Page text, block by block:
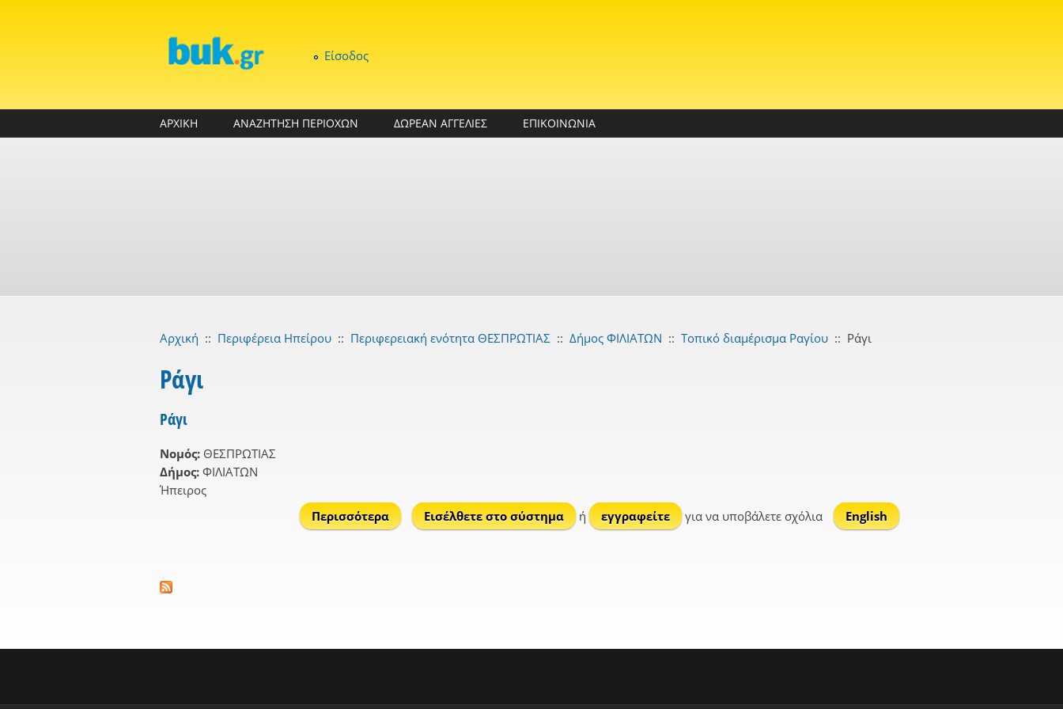
Είσοδος
ΑΡΧΙΚΗ ΑΝΑΖΗΤΗΣΗ ΠΕΡΙΟΧΩΝ ΔΩΡΕΑΝ ΑΓΓΕΛΙΕΣ ΕΠΙΚΟΙΝΩΝΙΑ
Αρχική :: Περιφέρεια Ηπείρου :: Περιφερειακή ενότητα ΘΕΣΠΡΩΤΙΑΣ :: Δήμος ΦΙΛΙΑΤΩΝ :: Τοπικό διαμέρισμα Ραγίου :: Ράγι
Ράγι
Ράγι
Νομός: ΘΕΣΠΡΩΤΙΑΣ
Δήμος: ΦΙΛΙΑΤΩΝ
Ήπειρος
Περισσότεραγια ΡάγιΕισέλθετε στο σύστημα ή εγγραφείτε για να υποβάλετε σχόλια English